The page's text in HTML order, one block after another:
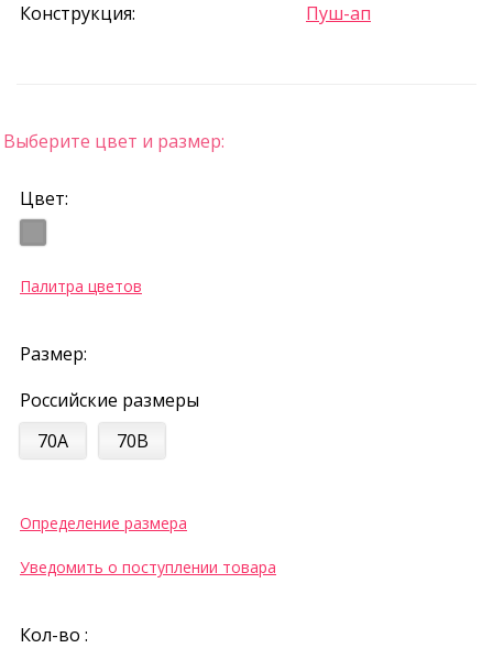
Конструкция: Пуш-ап
Выберите цвет и размер:
Цвет:
Палитра цветов
Размер:
Российские размеры
70A
70B
Определение размера
Уведомить о поступлении товара
Кол-во :